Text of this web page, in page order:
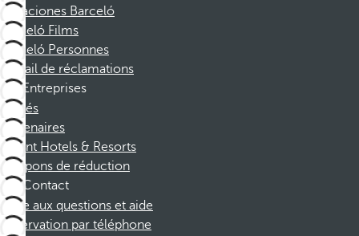
Vacaciones Barceló
Barceló Films
Barceló Personnes
Portail de réclamations
Entreprises
Affiliés
Partenaires
Dorint Hotels & Resorts
Coupons de réduction
Contact
Foire aux questions et aide
Réservation par téléphone